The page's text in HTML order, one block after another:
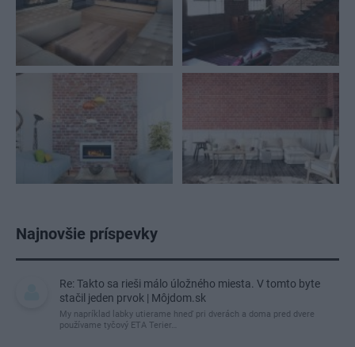
Najnovšie príspevky
Re: Takto sa rieši málo úložného miesta. V tomto byte
stačil jeden prvok | Môjdom.sk
My napríklad labky utierame hneď pri dverách a doma pred dvere
používame tyčový ETA Terier…